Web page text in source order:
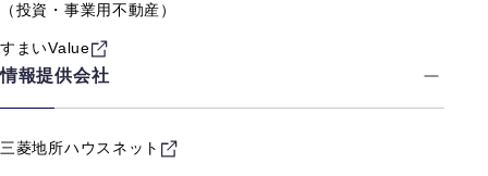
（投資・事業用不動産）
すまいValue
情報提供会社
三菱地所ハウスネット